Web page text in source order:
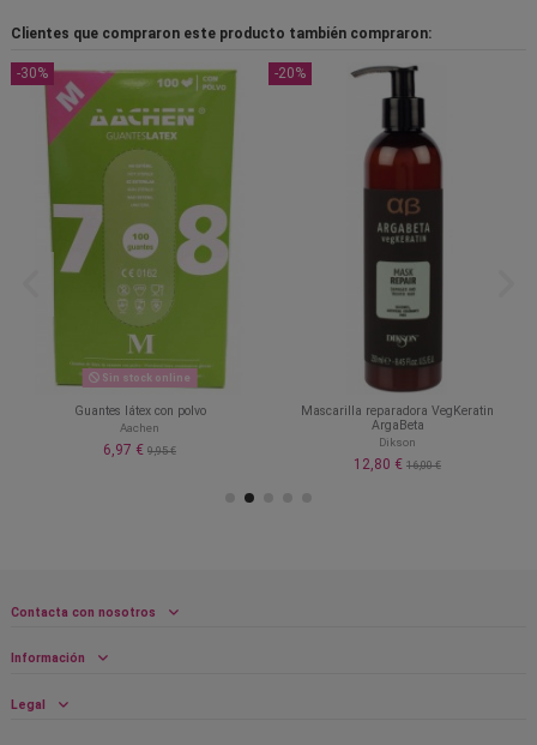
Clientes que compraron este producto también compraron:
-30%
Sin stock online
Guantes látex con polvo
Aachen
6,97 € 9,95 €
-20%
Mascarilla reparadora VegKeratin
ArgaBeta
Dikson
12,80 € 16,00 €
Contacta con nosotros
Información
Legal